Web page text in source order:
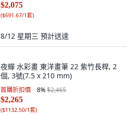
$2,075
($691.67/1套)
8/12 星期三 預計送達
夜蟬 水彩畫 東洋畫筆 22 紫竹長桿, 2
個, 3號(7.5 x 210 mm)
首購折扣價 8%$2,465
$2,265
($1132.50/1套)